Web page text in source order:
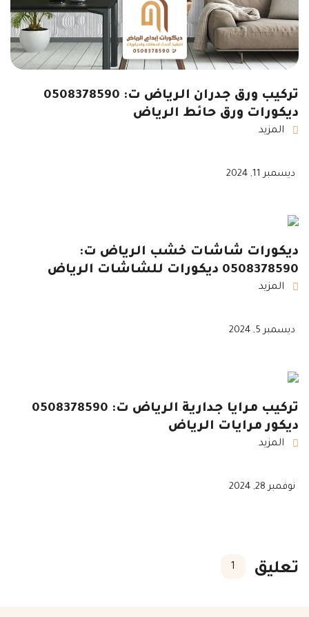
تركيب ورق جدران الرياض ت: 0508378590
ديكورات ورق حائط الرياض
المزيد
ديسمبر 11, 2024
ديكورات شاشات خشب الرياض ت:
0508378590 ديكورات للشاشات الرياض
المزيد
ديسمبر 5, 2024
تركيب مرايا جدارية الرياض ت: 0508378590
ديكور مرايات الرياض
المزيد
نوفمبر 28, 2024
تعليق 1